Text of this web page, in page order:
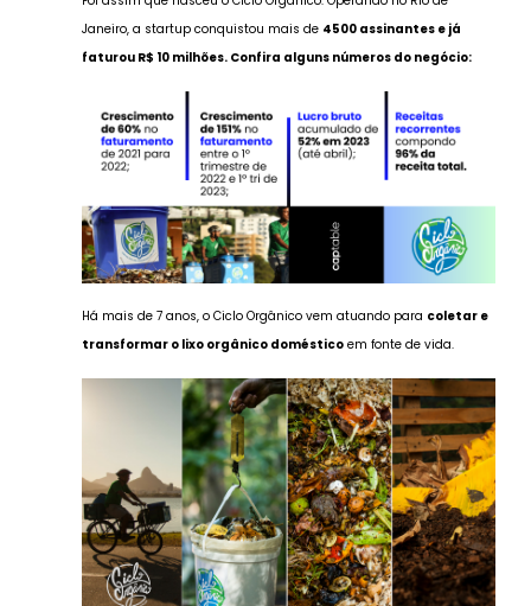
Janeiro, a startup conquistou mais de 4500 assinantes e já
faturou R$ 10 milhões. Confira alguns números do negócio:
Há mais de 7 anos, o Ciclo Orgânico vem atuando para coletar e
transformar o lixo orgânico domésticoem fonte de vida.